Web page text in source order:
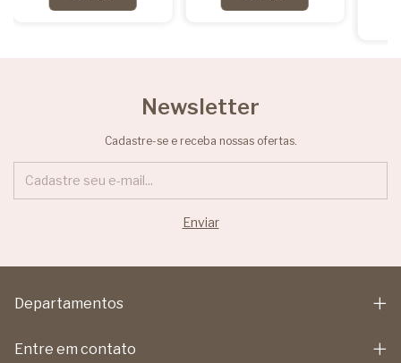
Newsletter
Cadastre-se e receba nossas ofertas.
Departamentos
Entre em contato